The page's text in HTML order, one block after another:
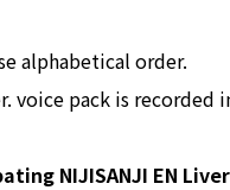
alphabetical order.
voice pack is recorded
NIJISANJI EN